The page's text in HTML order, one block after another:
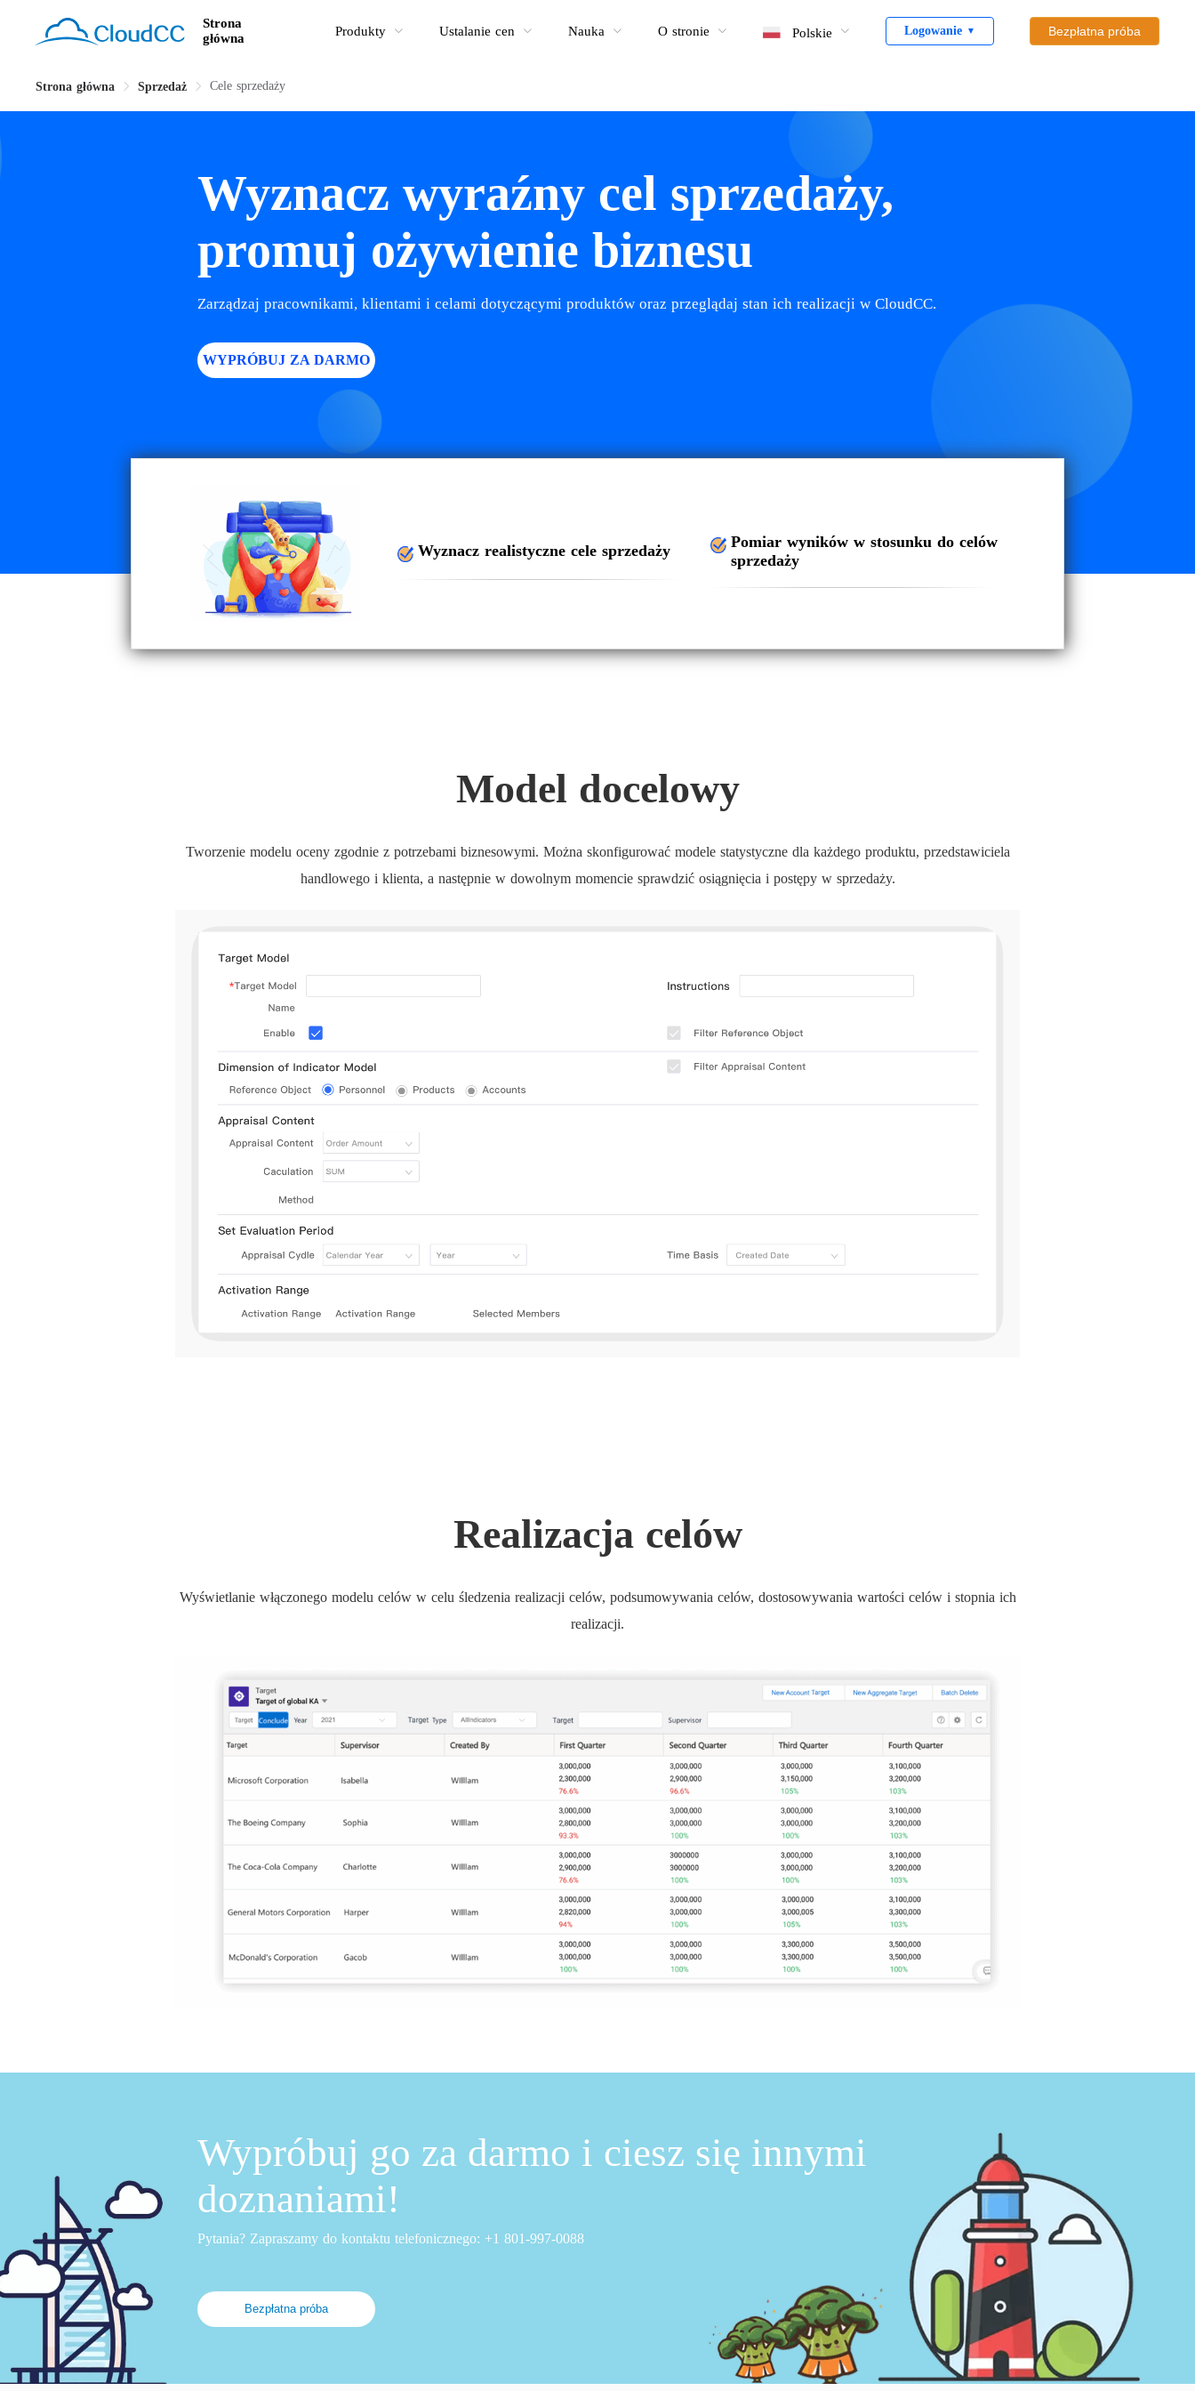
Strona
główna
Produkty Ustalanie cen Nauka O stronie Polskie Logowanie ▼ Bezpłatna próba
Strona główna Sprzedaż Cele sprzedaży
Wyznacz wyraźny cel sprzedaży,
promuj ożywienie biznesu
Zarządzaj pracownikami, klientami i celami dotyczącymi produktów oraz przeglądaj stan ich realizacji w CloudCC.
WYPRÓBUJ ZA DARMO
Wyznacz realistyczne cele sprzedaży
Pomiar wyników w stosunku do celów
sprzedaży
Model docelowy
Tworzenie modelu oceny zgodnie z potrzebami biznesowymi. Można skonfigurować modele statystyczne dla każdego produktu, przedstawiciela
handlowego i klienta, a następnie w dowolnym momencie sprawdzić osiągnięcia i postępy w sprzedaży.
Realizacja celów
Wyświetlanie włączonego modelu celów w celu śledzenia realizacji celów, podsumowywania celów, dostosowywania wartości celów i stopnia ich
realizacji.
Wypróbuj go za darmo i ciesz się innymi
doznaniami!
Pytania? Zapraszamy do kontaktu telefonicznego: +1 801-997-0088
Bezpłatna próba